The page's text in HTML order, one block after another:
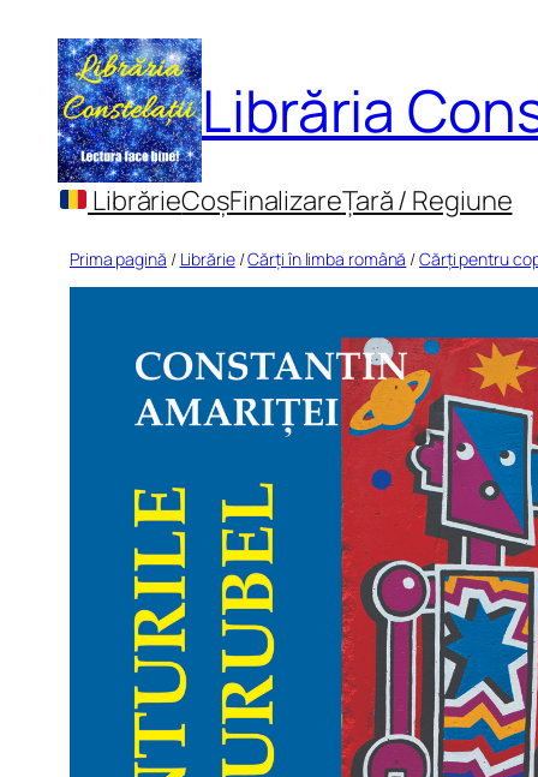
conținut
Librăria
LibrărieCoșFinalizareȚară / Regiune
Prima pagină / Librărie/Cărți în limba română /Cărți pentru